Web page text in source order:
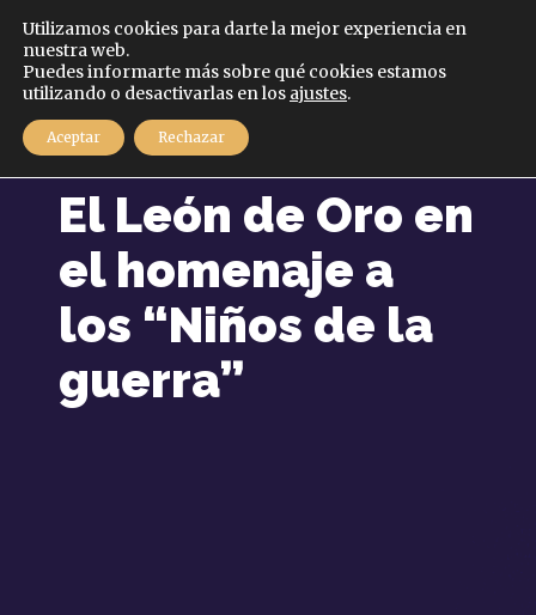
MENÚ
El León de Oro en
el homenaje a
los “Niños de la
guerra”
Español
Utilizamos cookies para darte la mejor experiencia en
nuestra web.
Puedes informarte más sobre qué cookies estamos
utilizando o desactivarlas en los ajustes.
Aceptar Rechazar